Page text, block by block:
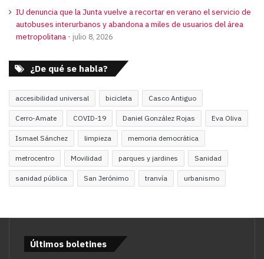
IU denuncia que la Junta vuelve a recortar en verano el servicio de
autobuses interurbanos y abandona a miles de usuarios del área
metropolitana
julio 8, 2026
¿De qué se habla?
accesibilidad universal bicicleta Casco Antiguo
Cerro-Amate COVID-19 Daniel González Rojas Eva Oliva
Ismael Sánchez limpieza memoria democrática
metrocentro Movilidad parques y jardines Sanidad
sanidad pública San Jerónimo tranvía urbanismo
Últimos boletines